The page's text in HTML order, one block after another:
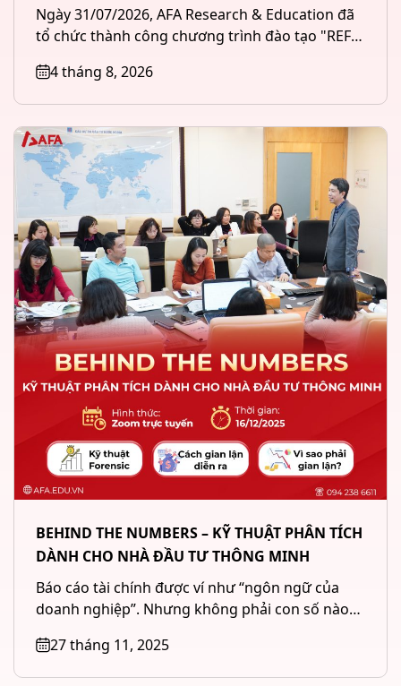
Ngày 31/07/2026, AFA Research & Education đã
tổ chức thành công chương trình đào tạo "REFI
4 tháng 8, 2026
BEHIND THE NUMBERS – KỸ THUẬT PHÂN TÍCH
DÀNH CHO NHÀ ĐẦU TƯ THÔNG MINH
Báo cáo tài chính được ví như “ngôn ngữ của
doanh nghiệp”. Nhưng không phải con số nào
27 tháng 11, 2025